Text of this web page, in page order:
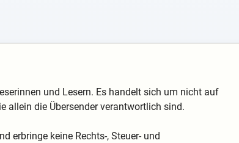
und Lesern. Es handelt sich um nicht auf
allein die Übersender verantwortlich sind.
erbringe keine Rechts-, Steuer- und